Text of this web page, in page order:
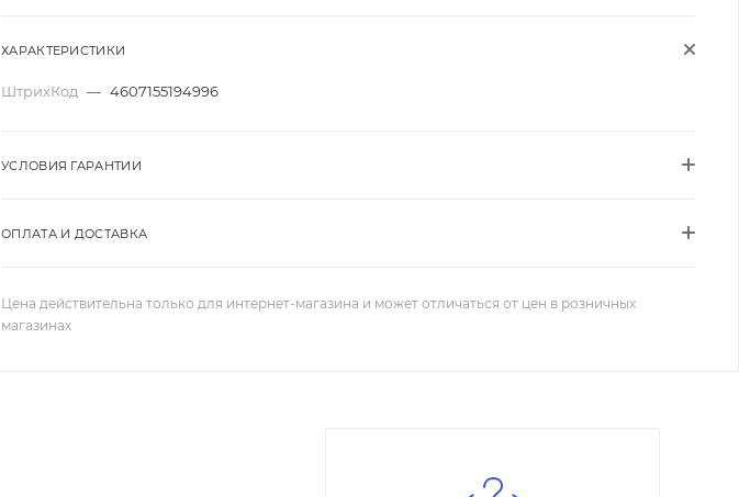
ХАРАКТЕРИСТИКИ
ШтрихКод — 4607155194996
УСЛОВИЯ ГАРАНТИИ
ОПЛАТА И ДОСТАВКА
Цена действительна только для интернет-магазина и может отличаться от цен в розничных
магазинах